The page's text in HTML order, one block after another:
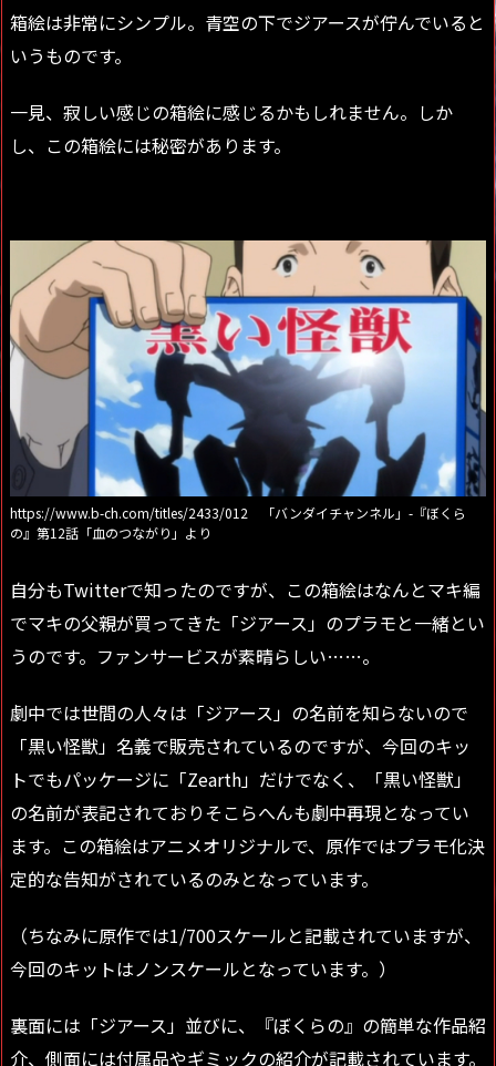
箱絵は非常にシンプル。青空の下でジアースが佇んでいると
いうものです。
一見、寂しい感じの箱絵に感じるかもしれません。しか
し、この箱絵には秘密があります。
https://www.b-ch.com/titles/2433/012 「バンダイチャンネル」-『ぼくら
の』第12話「血のつながり」より
自分もTwitterで知ったのですが、この箱絵はなんとマキ編
でマキの父親が買ってきた「ジアース」のプラモと一緒とい
うのです。ファンサービスが素晴らしい……。
劇中では世間の人々は「ジアース」の名前を知らないので
「黒い怪獣」名義で販売されているのですが、今回のキッ
トでもパッケージに「Zearth」だけでなく、「黒い怪獣」
の名前が表記されておりそこらへんも劇中再現となってい
ます。この箱絵はアニメオリジナルで、原作ではプラモ化決
定的な告知がされているのみとなっています。
（ちなみに原作では1/700スケールと記載されていますが、
今回のキットはノンスケールとなっています。）
裏面には「ジアース」並びに、『ぼくらの』の簡単な作品紹
介、側面には付属品やギミックの紹介が記載されています。